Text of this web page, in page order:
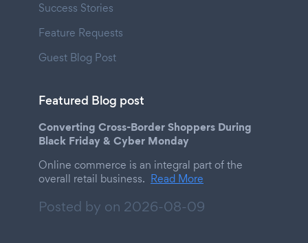
Success Stories
Feature Requests
Guest Blog Post
Featured Blog post
Converting Cross-Border Shoppers During
Black Friday & Cyber Monday
Online commerce is an integral part of the
overall retail business. Read More
Posted by on 2026-08-09